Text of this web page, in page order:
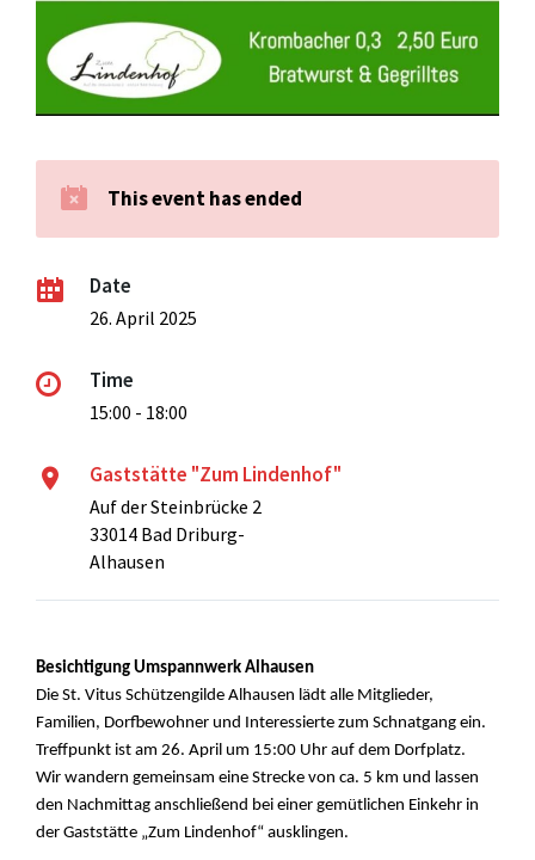
This event has ended
Date
26. April 2025
Time
15:00 - 18:00
Gaststätte "Zum Lindenhof"
Auf der Steinbrücke 2
33014 Bad Driburg-
Alhausen
Besichtigung Umspannwerk Alhausen
Die St. Vitus Schützengilde Alhausen lädt alle Mitglieder,
Familien, Dorfbewohner und Interessierte zum Schnatgang ein.
Treffpunkt ist am 26. April um 15:00 Uhr auf dem Dorfplatz.
Wir wandern gemeinsam eine Strecke von ca. 5 km und lassen
den Nachmittag anschließend bei einer gemütlichen Einkehr in
der Gaststätte „Zum Lindenhof“ ausklingen.